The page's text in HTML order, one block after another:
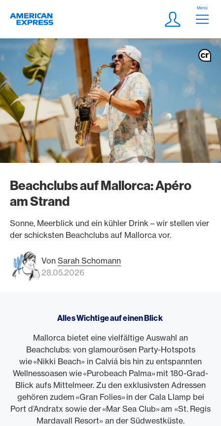
Logo
Meta
Login
Menü
Beachclubs auf Mallorca: Apéro
am Strand
Sonne, Meerblick und ein kühler Drink – wir stellen vier
der schicksten Beachclubs auf Mallorca vor.
Von Sarah Schomann
28.05.2026
Alles Wichtige auf einen Blick
Mallorca bietet eine vielfältige Auswahl an
Beachclubs: von glamourösen Party-Hotspots
wie «Nikki Beach» in Calviá bis hin zu entspannten
Wellnessoasen wie «Purobeach Palma» mit 180-Grad-
Blick aufs Mittelmeer. Zu den exklusivsten Adressen
gehören zudem «Gran Folies» in der Cala Llamp bei
Port d’Andratx sowie der «Mar Sea Club» am «St. Regis
Mardavall Resort» an der Südwestküste.